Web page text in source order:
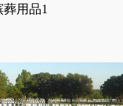
葬用品1